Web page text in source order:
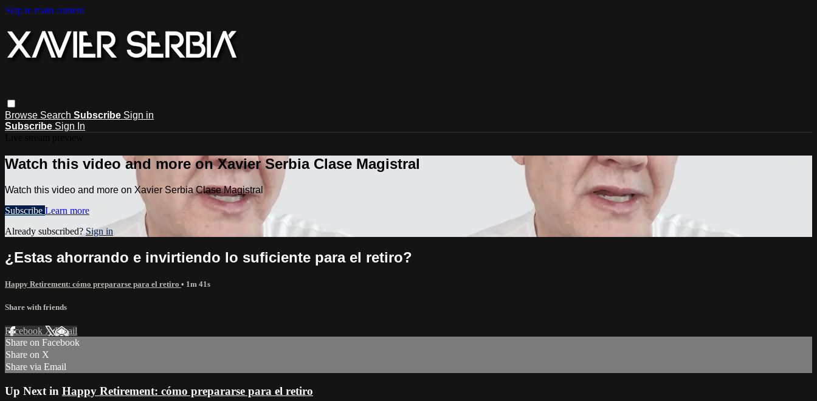
Skip to main content
Browse Search Subscribe Sign in
Subscribe Sign In
Watch this video and more on Xavier Serbia Clase Magistral
Watch this video and more on Xavier Serbia Clase Magistral
Subscribe Learn more
Already subscribed? Sign in
¿Estas ahorrando e invirtiendo lo suficiente para el retiro?
Happy Retirement: cómo prepararse para el retiro • 1m 41s
Share with friends
Facebook XEmail
Share on Facebook
Share on X
Share via Email
Up Next in Happy Retirement: cómo prepararse para el retiro